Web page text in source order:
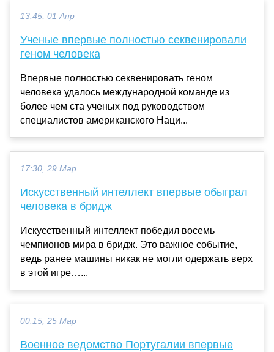
13:45, 01 Апр
Ученые впервые полностью секвенировали
геном человека
Впервые полностью секвенировать геном
человека удалось международной команде из
более чем ста ученых под руководством
специалистов американского Наци...
17:30, 29 Мар
Искусственный интеллект впервые обыграл
человека в бридж
Искусственный интеллект победил восемь
чемпионов мира в бридж. Это важное событие,
ведь ранее машины никак не могли одержать верх
в этой игре…...
00:15, 25 Мар
Военное ведомство Португалии впервые